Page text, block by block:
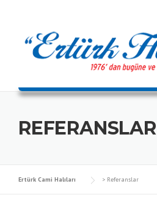
REFERANSLAR
Ertürk Cami Halıları > Referanslar